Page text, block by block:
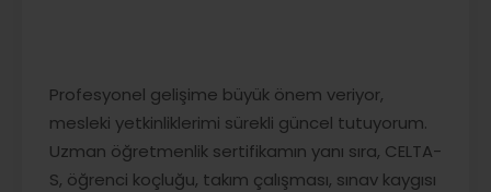
Profesyonel gelişime büyük önem veriyor,
mesleki yetkinliklerimi sürekli güncel tutuyorum.
Uzman öğretmenlik sertifikamın yanı sıra, CELTA-
S, öğrenci koçluğu, takım çalışması, sınav kaygısı